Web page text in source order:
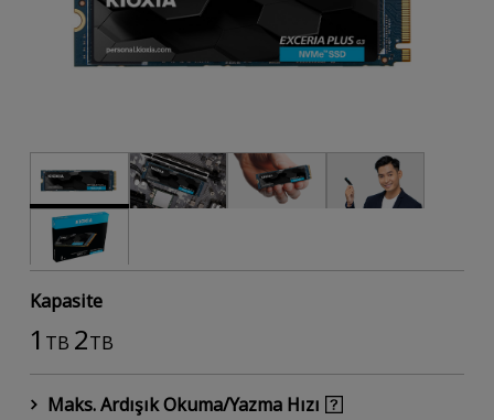
Kapasite
1 TB 2TB
Maks. Ardışık Okuma/Yazma Hızı